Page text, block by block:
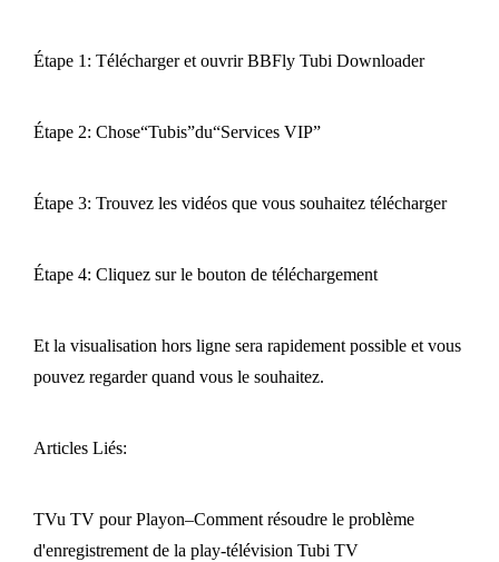
Étape 1: Télécharger et ouvrir BBFly Tubi Downloader
Étape 2: Chose“Tubis”du“Services VIP”
Étape 3: Trouvez les vidéos que vous souhaitez télécharger
Étape 4: Cliquez sur le bouton de téléchargement
Et la visualisation hors ligne sera rapidement possible et vous
pouvez regarder quand vous le souhaitez.
Articles Liés:
TVu TV pour Playon–Comment résoudre le problème
d'enregistrement de la play-télévision Tubi TV